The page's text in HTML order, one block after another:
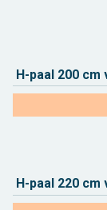
H-paal 200
H-paal 220